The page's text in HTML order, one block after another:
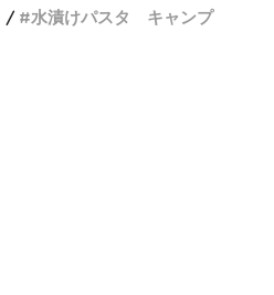
水漬けパスタ キャンプ